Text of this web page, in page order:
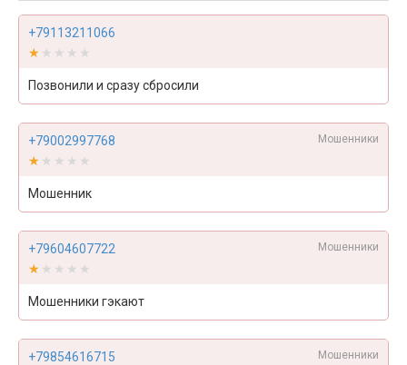
+79113211066
★★★★★
★★★★★
Позвонили и сразу сбросили
+79002997768 Мошенники
★★★★★
★★★★★
Мошенник
+79604607722 Мошенники
★★★★★
★★★★★
Мошенники гэкают
+79854616715 Мошенники